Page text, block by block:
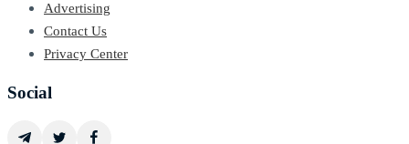
Advertising
Contact Us
Privacy Center
Social